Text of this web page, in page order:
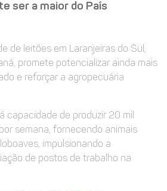
ser a maior do País
de leitões em Laranjeiras do Sul,
promete potencializar ainda mais
e reforçar a agropecuária
capacidade de produzir 20 mil
semana, fornecendo animais
impulsionando a
de postos de trabalho na